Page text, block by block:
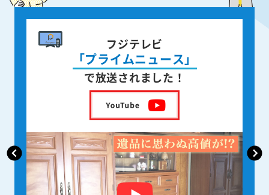
書籍出版
身近な人が
亡くなった後の遺品整理
を出版しました！